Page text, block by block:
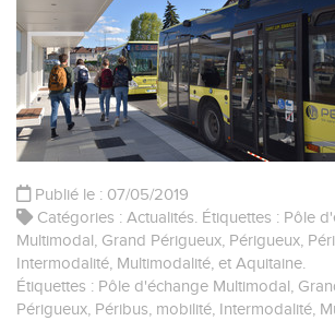
Publié le : 07/05/2019
Catégories : Actualités. Étiquettes : Pôle
Multimodal, Grand Périgueux, Périgueux,
Intermodalité, Multimodalité, et Aquitaine.
Étiquettes : Pôle d'échange Multimodal,
Périgueux, Péribus, mobilité, Intermodalité,